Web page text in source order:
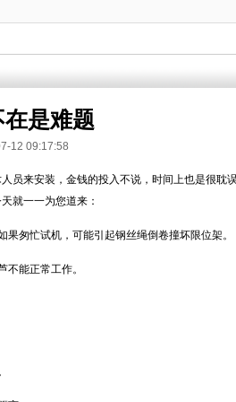
是难题
12 09:17:58
员来安装，金钱的投入不说，时间上也是很耽
就一一为您道来：
匆忙试机，可能引起钢丝绳倒卷撞坏限位架。
能正常工作。